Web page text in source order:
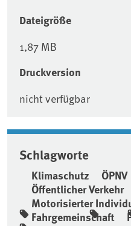
Dateigröße
1,87 MB
Druckversion
nicht verfügbar
Schlagworte
Klimaschutz ÖPNV
Öffentlicher Verkehr
Motorisierter
Fahrgemeinschaft